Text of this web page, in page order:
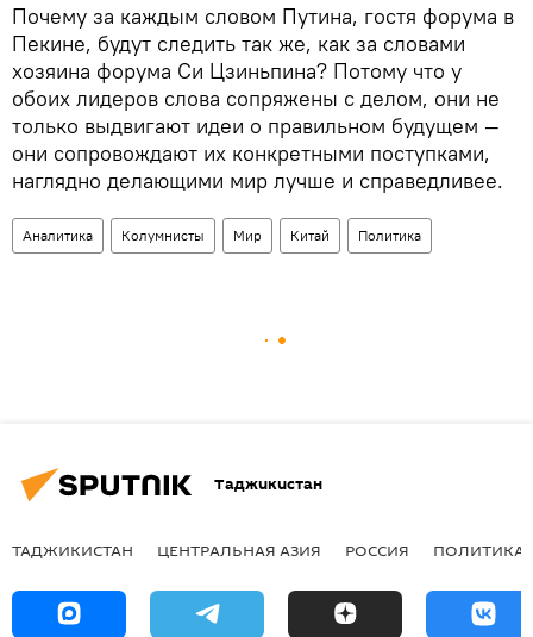
Почему за каждым словом Путина, гостя форума в
Пекине, будут следить так же, как за словами
хозяина форума Си Цзиньпина? Потому что у
обоих лидеров слова сопряжены с делом, они не
только выдвигают идеи о правильном будущем —
они сопровождают их конкретными поступками,
наглядно делающими мир лучше и справедливее.
Аналитика Колумнисты Мир Китай Политика
Таджикистан
ТАДЖИКИСТАН ЦЕНТРАЛЬНАЯ АЗИЯ РОССИЯ ПОЛИТИКА